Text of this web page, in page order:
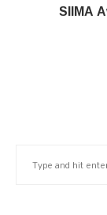
SIIMA